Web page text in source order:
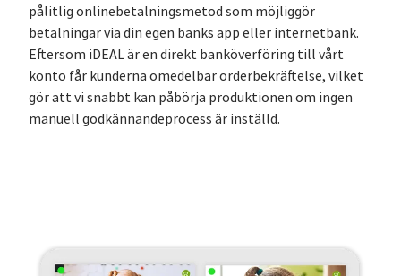
pålitlig onlinebetalningsmetod som möjliggör
betalningar via din egen banks app eller internetbank.
Eftersom iDEAL är en direkt banköverföring till vårt
konto får kunderna omedelbar orderbekräftelse, vilket
gör att vi snabbt kan påbörja produktionen om ingen
manuell godkännandeprocess är inställd.